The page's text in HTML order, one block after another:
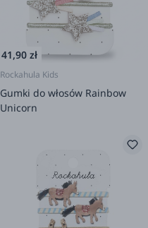
41,90 zł
Rockahula Kids
Gumki do włosów Rainbow
Unicorn